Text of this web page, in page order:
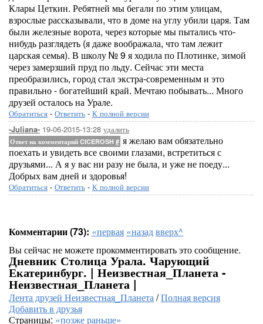
Клары Цеткин. Ребятней мы бегали по этим улицам,
взрослые рассказывали, что в доме на углу убили царя. Там
были железные ворота, через которые мы пытались что-
нибудь разглядеть (я даже воображала, что там лежит
царская семья). В школу № 9 я ходила по Плотинке, зимой
через замерзший пруд по льду. Сейчас эти места
преобразились, город стал экстра-современным и это
правильно - богатейший край. Мечтаю побывать... Много
друзей осталось на Урале.
Обратиться - Ответить - К полной версии
-Juliana- 19-06-2015-13:28 удалить
Ответ на комментарий CICEROSH # я желаю вам обязательно
поехать и увидеть все своими глазами, встретиться с
друзьями... А я у вас ни разу не была, и уже не поеду...
Добрых вам дней и здоровья!
Обратиться - Ответить - К полной версии
Комментарии (73): «первая «назадвверх^
Вы сейчас не можете прокомментировать это сообщение.
Дневник Столица Урала. Чарующий
Екатеринбург. | Неизвестная_Планета -
Неизвестная_Планета |
Лента друзей Неизвестная_Планета/Полная версия
Добавить в друзья
Страницы: «позжераньше»